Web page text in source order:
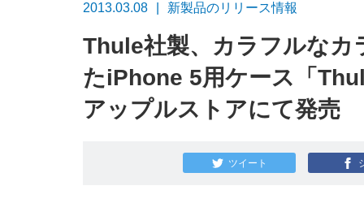
2013.03.08 新製品のリリース情報
Thule社製、カラフルな
たiPhone 5用ケース「
アップルストアにて発売
ツイート